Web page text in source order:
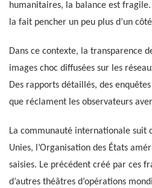
humanitaires, la balance est
la fait pencher un peu plus d’un
Dans ce contexte, la transparence
images choc diffusées sur les
Des rapports détaillés, des
que réclament les observateurs
La communauté internationale suit
Unies, l’Organisation des États
saisies. Le précédent créé par ces
d’autres théâtres d’opérations